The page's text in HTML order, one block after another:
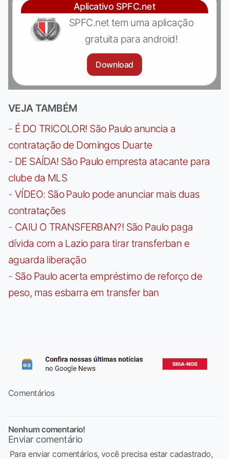
Aplicativo SPFC.net
SPFC.net tem uma aplicação
gratuita para android!
Download
VEJA TAMBÉM
- É DO TRICOLOR! São Paulo anuncia a
contratação de Domingos Duarte
- DE SAÍDA! São Paulo empresta atacante para
clube da MLS
- VÍDEO: São Paulo pode anunciar mais duas
contratações
- CAIU O TRANSFERBAN?! São Paulo paga
dívida com a Lazio para tirar transferban e
aguarda liberação
- São Paulo acerta empréstimo de reforço de
peso, mas esbarra em transfer ban
Comentários
Nenhum comentario!
Enviar comentário
Para enviar comentários, você precisa estar cadastrado,